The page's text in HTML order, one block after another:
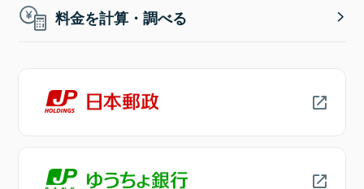
料金を計算・調べる